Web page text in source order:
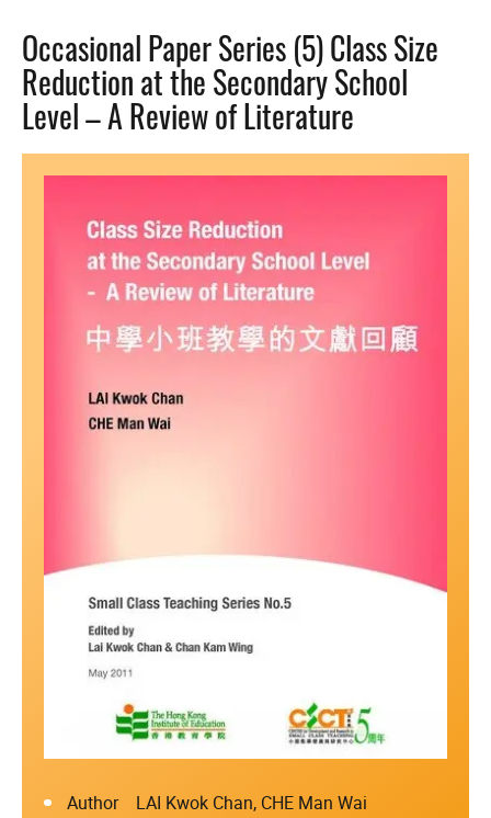
Occasional Paper Series (5) Class Size
Reduction at the Secondary School
Level – A Review of Literature
Author LAI Kwok Chan, CHE Man Wai